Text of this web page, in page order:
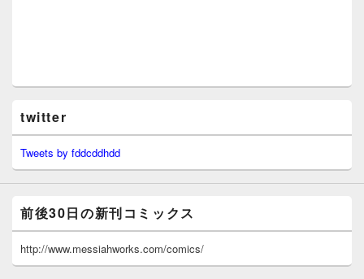
twitter
Tweets by fddcddhdd
前後30日の新刊コミックス
http://www.messiahworks.com/comics/